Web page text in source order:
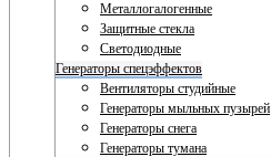
Металлогалогенные
Защитные стекла
Светодиодные
Генераторы спецэффектов
Вентиляторы студийные
Генераторы мыльных пузырей
Генераторы снега
Генераторы тумана